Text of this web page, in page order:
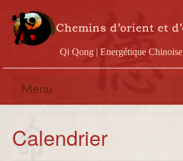
Qi Qong | Energétique Chinoise
Menu
Stages
Calendrier